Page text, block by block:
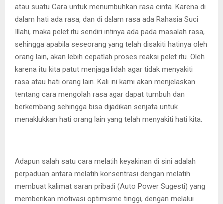
atau suatu Cara untuk menumbuhkan rasa cinta. Karena di
dalam hati ada rasa, dan di dalam rasa ada Rahasia Suci
Illahi, maka pelet itu sendiri intinya ada pada masalah rasa,
sehingga apabila seseorang yang telah disakiti hatinya oleh
orang lain, akan lebih cepatlah proses reaksi pelet itu. Oleh
karena itu kita patut menjaga lidah agar tidak menyakiti
rasa atau hati orang lain. Kali ini kami akan menjelaskan
tentang cara mengolah rasa agar dapat tumbuh dan
berkembang sehingga bisa dijadikan senjata untuk
menaklukkan hati orang lain yang telah menyakiti hati kita.
Adapun salah satu cara melatih keyakinan di sini adalah
perpaduan antara melatih konsentrasi dengan melatih
membuat kalimat saran pribadi (Auto Power Sugesti) yang
memberikan motivasi optimisme tinggi, dengan melalui